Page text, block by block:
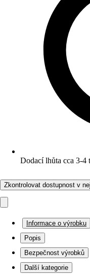
Dodací lhůta cca 3-4
Zkontrolovat dostupnost v
Informace o výrobku
Popis
Bezpečnost výrobků
Další kategorie